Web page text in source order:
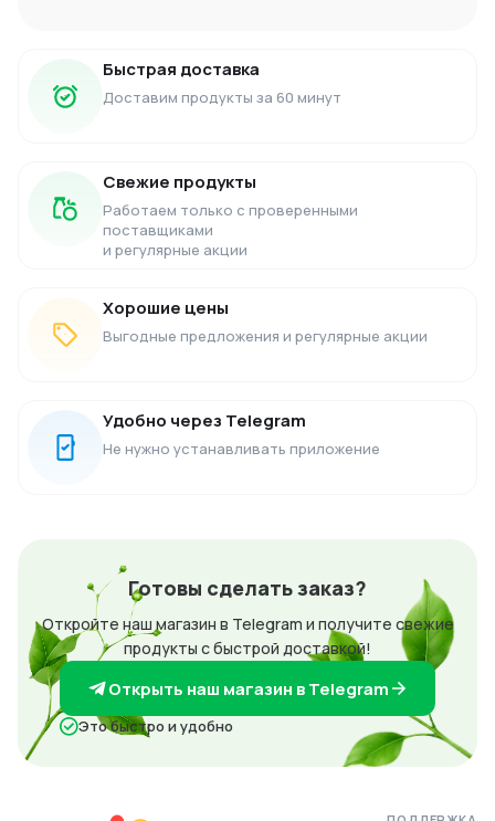
Быстрая доставка
Доставим продукты за 60 минут
Свежие продукты
Работаем только с проверенными
поставщиками
и регулярные акции
Хорошие цены
Выгодные предложения и регулярные акции
Удобно через Telegram
Не нужно устанавливать приложение
Готовы сделать заказ?
Откройте наш магазин в Telegram и получите свежие
продукты с быстрой доставкой!
Открыть наш магазин в Telegram
Это быстро и удобно